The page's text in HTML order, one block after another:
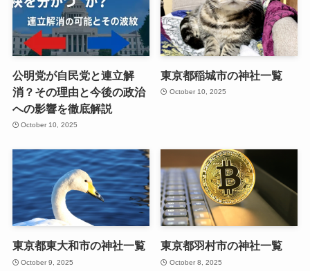
公明党が自民党と連立解
消？その理由と今後の政治
への影響を徹底解説
October 10, 2025
東京都稲城市の神社一覧
October 10, 2025
東京都東大和市の神社一覧
October 9, 2025
東京都羽村市の神社一覧
October 8, 2025